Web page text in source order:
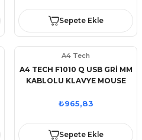
Sepete Ekle
A4 Tech
A4 TECH F1010 Q USB GRİ MM
KABLOLU KLAVYE MOUSE
₺965,83
Sepete Ekle